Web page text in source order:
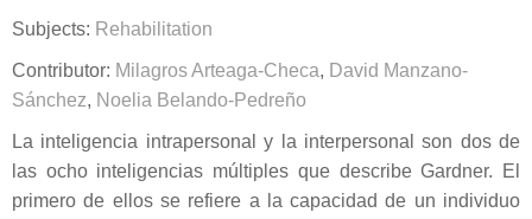
Subjects: Rehabilitation
Contributor: Milagros Arteaga-Checa, David Manzano-
Sánchez, Noelia Belando-Pedreño
La inteligencia intrapersonal y la interpersonal son dos de
las ocho inteligencias múltiples que describe Gardner. El
primero de ellos se refiere a la capacidad de un individuo